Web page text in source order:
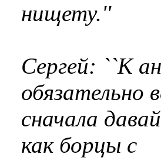
нищету.''
Сергей: ``К
обязательно
сначала
как борцы с